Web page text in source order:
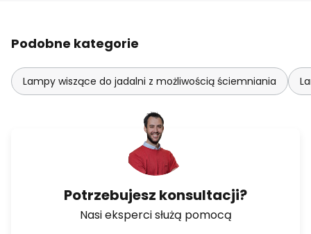
Podobne kategorie
Lampy wiszące do jadalni z możliwością ściemniania
Potrzebujesz konsultacji?
Nasi eksperci służą pomocą